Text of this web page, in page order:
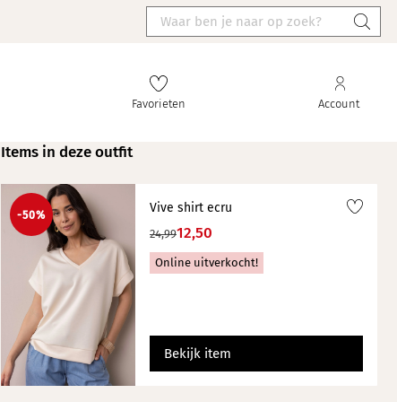
Favorieten Account
Items in deze outfit
-50% Vive shirt ecru
24,9912,50
Online uitverkocht!
Bekijk item